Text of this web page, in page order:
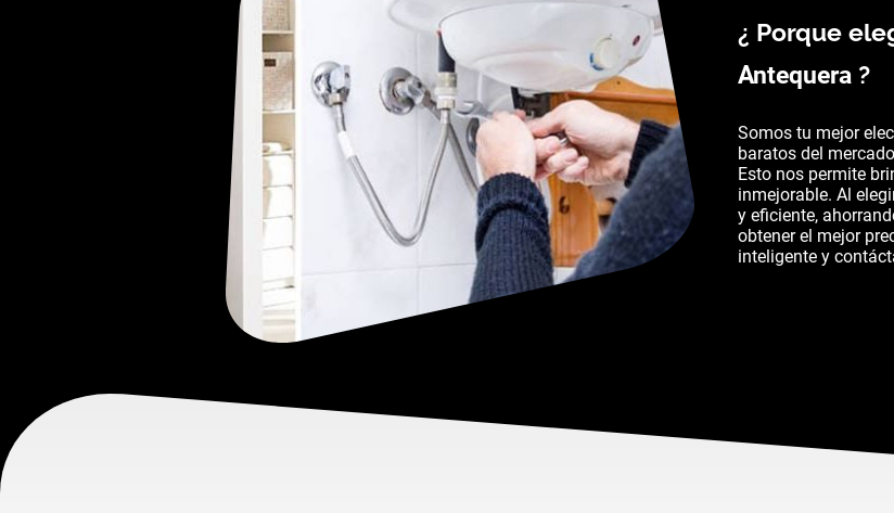
¿ Porque
Antequera ?
Somos tu mejor
baratos del
Esto nos permite
inmejorable. Al
y eficiente,
obtener el mejor
inteligente y